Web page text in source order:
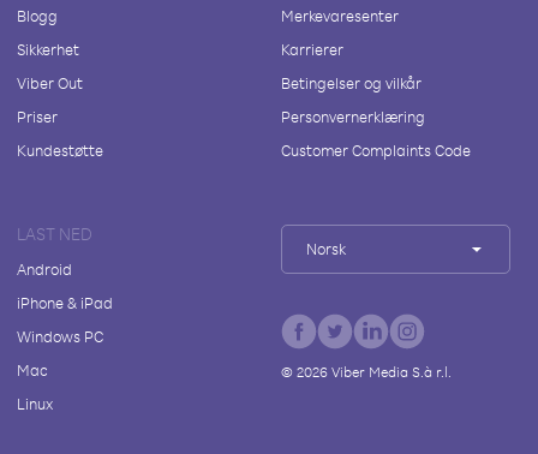
Blogg
Sikkerhet
Viber Out
Priser
Kundestøtte
Merkevaresenter
Karrierer
Betingelser og vilkår
Personvernerklæring
Customer Complaints Code
LAST NED
Android
iPhone & iPad
Windows PC
Mac
Linux
Norsk
© 2026Viber Media S.à r.l.